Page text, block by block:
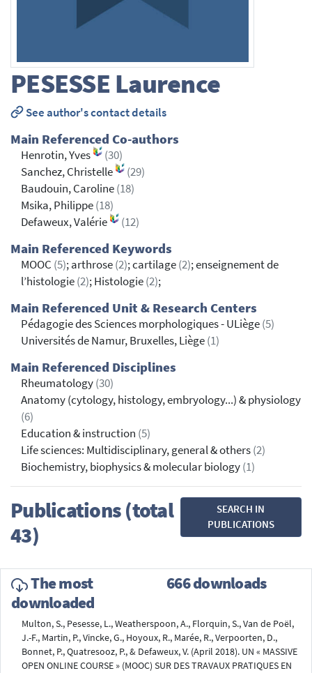
PESESSE Laurence
See author's contact details
Main Referenced Co-authors
Henrotin, Yves
(30)
Sanchez, Christelle
(29)
Baudouin, Caroline(18)
Msika, Philippe(18)
Defaweux, Valérie
(12)
Main Referenced Keywords
MOOC (5); arthrose(2); cartilage(2); enseignement de
l’histologie(2); Histologie(2);
Main Referenced Unit & Research Centers
Pédagogie des Sciences morphologiques - ULiège(5)
Universités de Namur, Bruxelles, Liège(1)
Main Referenced Disciplines
Rheumatology(30)
Anatomy (cytology, histology, embryology...) & physiology
(6)
Education & instruction (5)
Life sciences: Multidisciplinary, general & others(2)
Biochemistry, biophysics & molecular biology(1)
Publications (total
43)
SEARCH IN
PUBLICATIONS
The most
downloaded
666 downloads
Multon, S., Pesesse, L., Weatherspoon, A., Florquin, S., Van de Poël,
J.-F., Martin, P., Vincke, G., Hoyoux, R., Marée, R., Verpoorten, D.,
Bonnet, P., Quatresooz, P., & Defaweux, V. (April 2018). UN « MASSIVE
OPEN ONLINE COURSE » (MOOC) SUR DES TRAVAUX PRATIQUES EN